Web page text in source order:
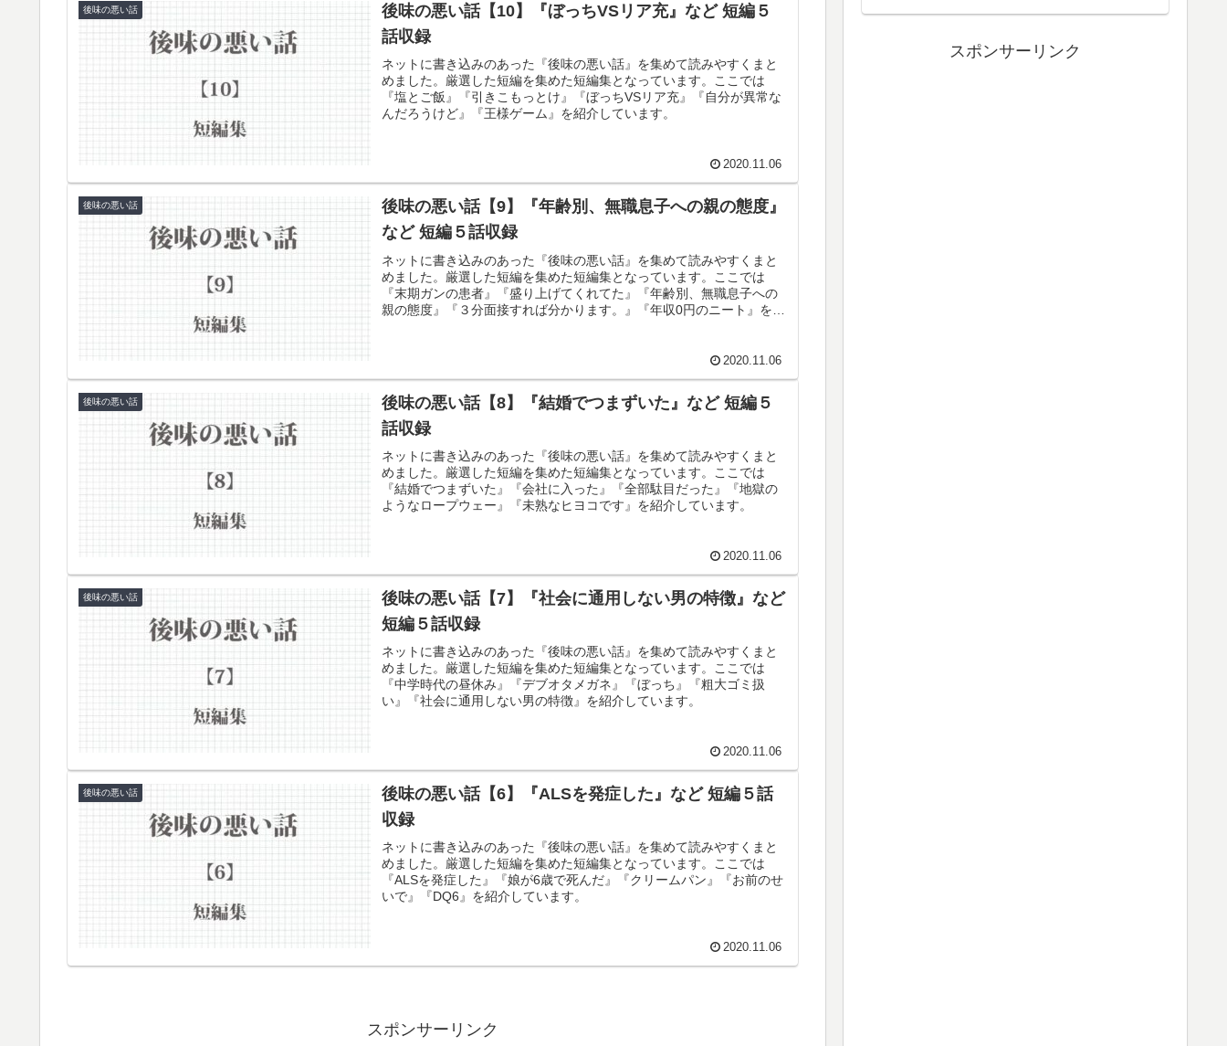
後味の悪い話
後味の悪い話【10】『ぼっちVSリア充』など 短編５
話収録
ネットに書き込みのあった『後味の悪い話』を集めて読みやすくまと
めました。厳選した短編を集めた短編集となっています。ここでは
『塩とご飯』『引きこもっとけ』『ぼっちVSリア充』『自分が異常な
んだろうけど』『王様ゲーム』を紹介しています。
2020.11.06
後味の悪い話
後味の悪い話【9】『年齢別、無職息子への親の態度』
など 短編５話収録
ネットに書き込みのあった『後味の悪い話』を集めて読みやすくまと
めました。厳選した短編を集めた短編集となっています。ここでは
『末期ガンの患者』『盛り上げてくれてた』『年齢別、無職息子への
親の態度』『３分面接すれば分かります。』『年収0円のニート』を紹
2020.11.06
後味の悪い話
後味の悪い話【8】『結婚でつまずいた』など 短編５
話収録
ネットに書き込みのあった『後味の悪い話』を集めて読みやすくまと
めました。厳選した短編を集めた短編集となっています。ここでは
『結婚でつまずいた』『会社に入った』『全部駄目だった』『地獄の
ようなロープウェー』『未熟なヒヨコです』を紹介しています。
2020.11.06
後味の悪い話
後味の悪い話【7】『社会に通用しない男の特徴』など
短編５話収録
ネットに書き込みのあった『後味の悪い話』を集めて読みやすくまと
めました。厳選した短編を集めた短編集となっています。ここでは
『中学時代の昼休み』『デブオタメガネ』『ぼっち』『粗大ゴミ扱
い』『社会に通用しない男の特徴』を紹介しています。
2020.11.06
後味の悪い話
後味の悪い話【6】『ALSを発症した』など 短編５話
収録
ネットに書き込みのあった『後味の悪い話』を集めて読みやすくまと
めました。厳選した短編を集めた短編集となっています。ここでは
『ALSを発症した』『娘が6歳で死んだ』『クリームパン』『お前のせ
いで』『DQ6』を紹介しています。
2020.11.06
スポンサーリンク
スポンサーリンク